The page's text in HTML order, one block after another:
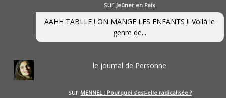
sur Jeûner en Paix
AAHH TABLLE ! ON MANGE LES ENFANTS !! Voilà le
genre de...
le journal de Personne
sur MENNEL : Pourquoi s’est-elle radicalisée ?